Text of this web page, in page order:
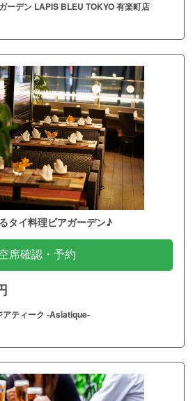
ーデン LAPIS BLEU TOKYO 有楽町店
タイ料理ビアガーデン♪
席確認・予約
ティーク ‐Asiatique‐